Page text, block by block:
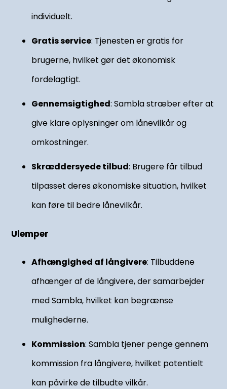
individuelt.
Gratis service: Tjenesten er gratis for
brugerne, hvilket gør det økonomisk
fordelagtigt.
Gennemsigtighed: Sambla stræber efter at
give klare oplysninger om lånevilkår og
omkostninger.
Skræddersyede tilbud: Brugere får tilbud
tilpasset deres økonomiske situation, hvilket
kan føre til bedre lånevilkår.
Ulemper
Afhængighed af långivere: Tilbuddene
afhænger af de långivere, der samarbejder
med Sambla, hvilket kan begrænse
mulighederne.
Kommission: Sambla tjener penge gennem
kommission fra långivere, hvilket potentielt
kan påvirke de tilbudte vilkår.